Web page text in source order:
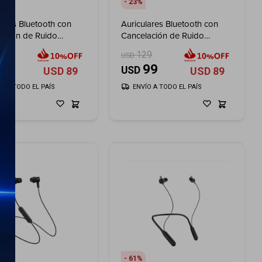
Bluetooth con
de Ruido
HAVIT Space
- Azul
USD 89
A TODO EL PAÍS
Auriculares Bluetooth con
Cancelación de Ruido
Inalámbricos HAVIT Space
S1 H670BT - Beige
USD 129
USD 99 USD 89
ENVÍO A TODO EL PAÍS
61